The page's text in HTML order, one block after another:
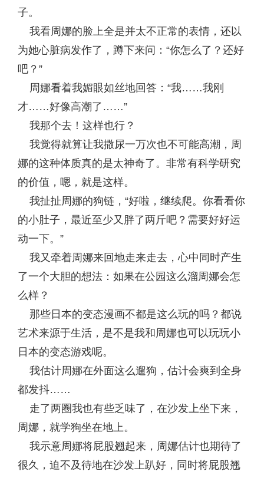
子。
我看周娜的脸上全是并太不正常的表情，还以
为她心脏病发作了，蹲下来问：“你怎么了？还好
吧？”
周娜看着我媚眼如丝地回答：“我……我刚
才……好像高潮了……”
我那个去！这样也行？
我觉得就算让我撒尿一万次也不可能高潮，周
娜的这种体质真的是太神奇了。非常有科学研究
的价值，嗯，就是这样。
我扯扯周娜的狗链，“好啦，继续爬。你看看你
的小肚子，最近至少又胖了两斤吧？需要好好运
动一下。”
我又牵着周娜来回地走来走去，心中同时产生
了一个大胆的想法：如果在公园这么溜周娜会怎
么样？
那些日本的变态漫画不都是这么玩的吗？都说
艺术来源于生活，是不是我和周娜也可以玩玩小
日本的变态游戏呢。
我估计周娜在外面这么遛狗，估计会爽到全身
都发抖……
走了两圈我也有些乏味了，在沙发上坐下来，
周娜，就学狗坐在地上。
我示意周娜将屁股翘起来，周娜估计也期待了
很久，迫不及待地在沙发上趴好，同时将屁股翘